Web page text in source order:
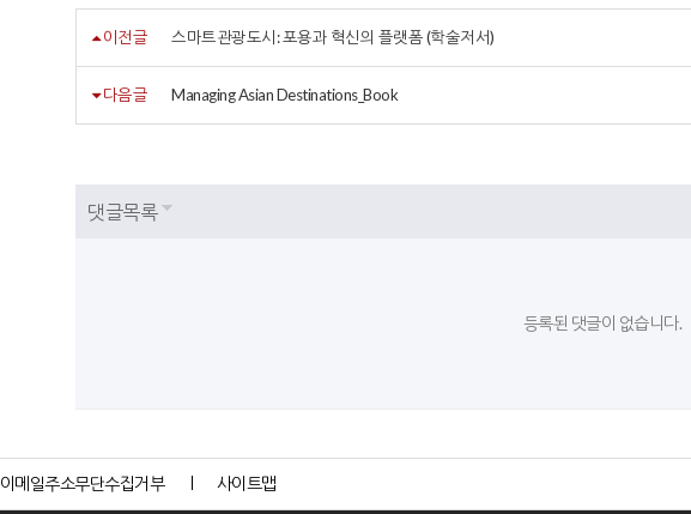
이전글 스마트관광도시: 포용과 혁신의 플랫폼 (학술저서)
다음글 Managing Asian Destinations_Book
댓글목록
등록된 댓글이 없습니다.
이메일주소무단수집거부 사이트맵